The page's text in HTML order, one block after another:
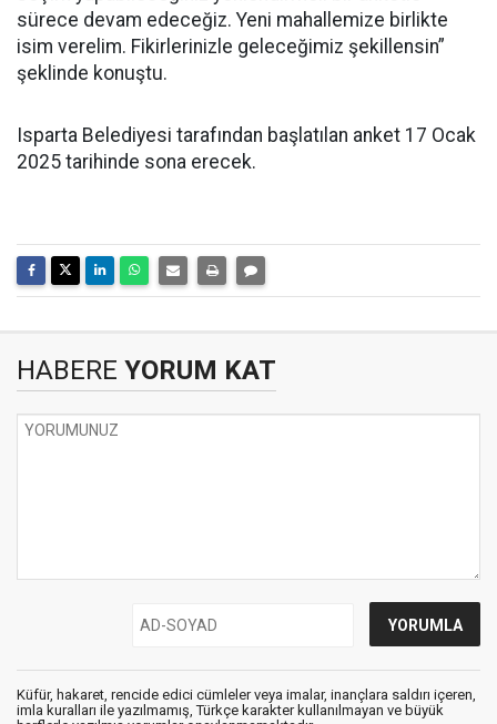
sürece devam edeceğiz. Yeni mahallemize birlikte
isim verelim. Fikirlerinizle geleceğimiz şekillensin”
şeklinde konuştu.
Isparta Belediyesi tarafından başlatılan anket 17 Ocak
2025 tarihinde sona erecek.
HABERE YORUM KAT
Küfür, hakaret, rencide edici cümleler veya imalar, inançlara saldırı içeren,
imla kuralları ile yazılmamış, Türkçe karakter kullanılmayan ve büyük